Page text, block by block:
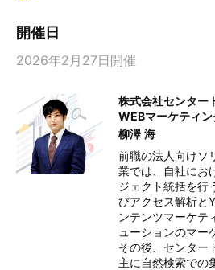
開催日
2026年2月27日開催
株式会社センター
WEBマーケティ
柳澤 海
前職の法人向けソ
業では、自社にお
ジェクト統括を行
びアクセス解析と
ンテンツマーケテ
ューションのマー
その後、センター
主に自然検索での